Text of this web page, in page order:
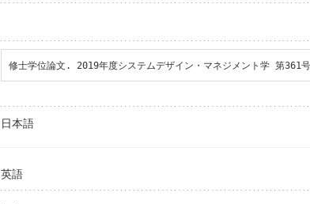
修士学位論文. 2019年度システムデザイン・マネジメント学 第361
日本語
英語